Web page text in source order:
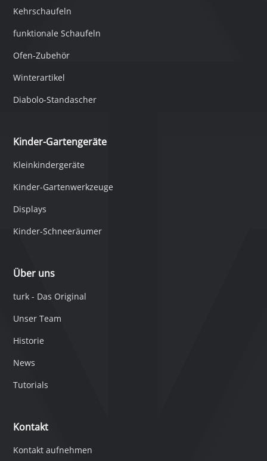
Kehrschaufeln
funktionale Schaufeln
Ofen-Zubehör
Winterartikel
Diabolo-Standascher
Kinder-Gartengeräte
Kleinkindergeräte
Kinder-Gartenwerkzeuge
Displays
Kinder-Schneeräumer
Über uns
turk - Das Original
Unser Team
Historie
News
Tutorials
Kontakt
Kontakt aufnehmen